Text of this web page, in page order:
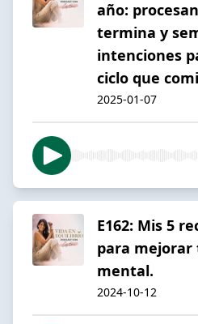
año:
termina y
intenciones
ciclo que
2025-01-07
E162: Mis 5
para mejorar
mental.
2024-10-12